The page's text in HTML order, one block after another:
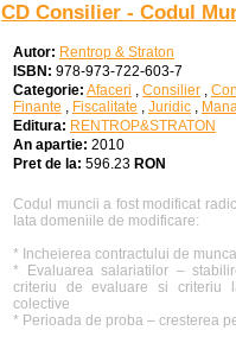
CD Consilier - Codul
Autor: Rentrop & Straton
ISBN: 978-973-722-603-7
Categorie: Afaceri , Consilier ,
Finante , Fiscalitate , Juridic ,
Editura: RENTROP&STRATON
An apartie: 2010
Pret de la: 596.23 RON
Codul muncii a fost modificat
Iata domeniile de modificare:
* Incheierea contractului de munca
* Evaluarea salariatilor –
criteriu de evaluare si criteriu
colective
* Perioada de proba – cresterea